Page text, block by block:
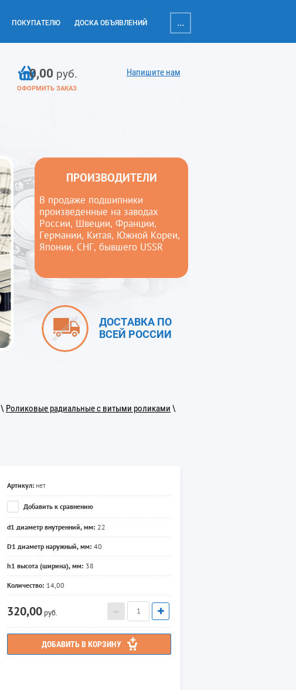
ПОКУПАТЕЛЮ ДОСКА ОБЪЯВЛЕНИЙ ...
0,00 руб.
ОФОРМИТЬ ЗАКАЗ
Напишите нам
ПРОИЗВОДИТЕЛИ
В продаже подшипники
произведенные на заводах
России, Швеции, Франции,
Германии, Китая, Южной Кореи,
Японии, СНГ, бывшего USSR
ДОСТАВКА ПО
ВСЕЙ РОССИИ
\ Роликовые радиальные с витыми роликами \
Артикул: нет
Добавить к сравнению
d1 диаметр внутренний, мм: 22
D1 диаметр наружный, мм: 40
h1 высота (ширина), мм: 38
Количество: 14,00
320,00 руб.
ДОБАВИТЬ В КОРЗИНУ